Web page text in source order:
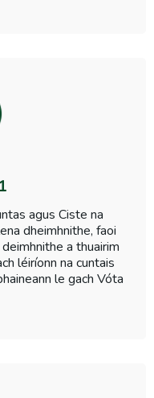
agus Ciste na
dheimhnithe, faoi
a thuairim
léiríonn na cuntais
le gach Vóta